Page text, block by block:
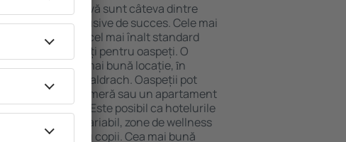
o locație atractivă sunt câteva dintre
hotel All-Inclusive de succes. Cele mai
garantează cel mai înalt standard
largă de facilități pentru oaspeți. O
oferă cea mai bună locație, ȋn
distracţii din Waldrach. Oaspeții pot
și pot alege o cameră sau un apartament
nevoilor lor. Este posibil ca hotelurile
un meniu variabil, zone de wellness
activități pentru copii. Cea mai bună